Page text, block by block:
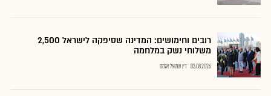
רובים וחימושים: המדינה שסיפקה לישראל 2,500
משלוחי נשק במלחמה
03.08.2026 דין שמואל אלמס